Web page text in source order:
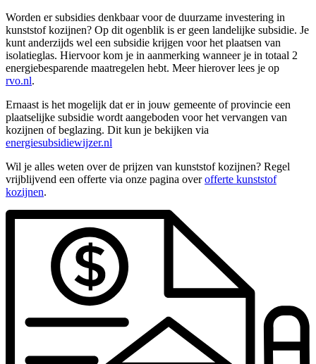
Worden er subsidies denkbaar voor de duurzame investering in
kunststof kozijnen? Op dit ogenblik is er geen landelijke subsidie. Je
kunt anderzijds wel een subsidie krijgen voor het plaatsen van
isolatieglas. Hiervoor kom je in aanmerking wanneer je in totaal 2
energiebesparende maatregelen hebt. Meer hierover lees je op
rvo.nl.
Ernaast is het mogelijk dat er in jouw gemeente of provincie een
plaatselijke subsidie wordt aangeboden voor het vervangen van
kozijnen of beglazing. Dit kun je bekijken via
energiesubsidiewijzer.nl
Wil je alles weten over de prijzen van kunststof kozijnen? Regel
vrijblijvend een offerte via onze pagina overofferte kunststof
kozijnen.